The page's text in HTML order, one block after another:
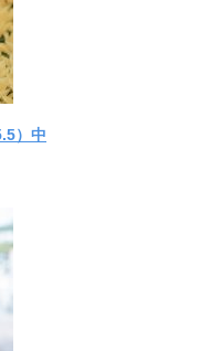
）中